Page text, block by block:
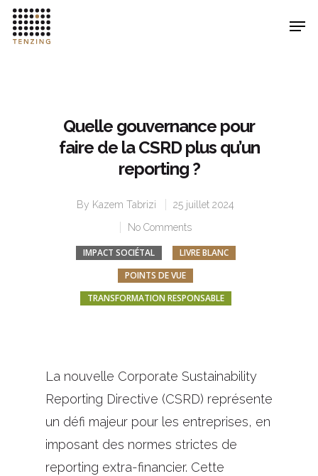
Quelle gouvernance pour
faire de la CSRD plus qu’un
reporting ?
By Kazem Tabrizi
25 juillet 2024
No Comments
IMPACT SOCIÉTAL
LIVRE BLANC
POINTS DE VUE
TRANSFORMATION RESPONSABLE
La nouvelle Corporate Sustainability
Reporting Directive (CSRD) représente
un défi majeur pour les entreprises, en
imposant des normes strictes de
reporting extra-financier. Cette